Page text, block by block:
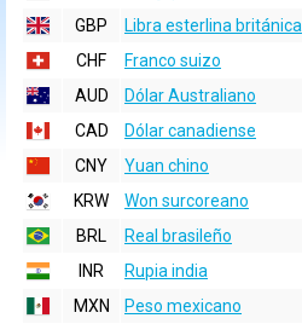
GBP
Libra esterlina británica
CHF
Franco suizo
AUD
Dólar Australiano
CAD
Dólar canadiense
CNY
Yuan chino
KRW
Won surcoreano
BRL
Real brasileño
INR
Rupia india
MXN
Peso mexicano